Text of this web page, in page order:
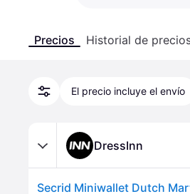
Precios Historial de
El precio incluye el envío
DressInn
Secrid Miniwallet Dutch